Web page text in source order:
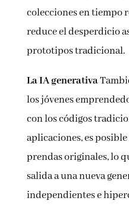
colecciones en tiempo
reduce el desperdicio
prototipos tradicional.
La IA generativa
los jóvenes
con los códigos
aplicaciones, es
prendas originales, lo
salida a una nueva
independientes e